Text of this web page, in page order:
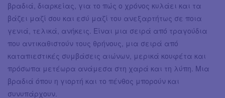
βραδιά, διαρκείας, για το πώς ο χρόνος κυλάει και τα
βάζει μαζί σου και εσύ μαζί του ανεξαρτήτως σε ποια
γενιά, τελικά, ανήκεις. Είναι μια σειρά από τραγούδια
που αντικαθιστούν τους θρήνους, μια σειρά από
καταπιεστικές συμβάσεις αιώνων, μερικά κουφέτα και
πρόσωπα μετέωρα ανάμεσα στη χαρά και τη λύπη. Μια
βραδιά όπου η γιορτή και το πένθος μπορούν και
συνυπάρχουν.